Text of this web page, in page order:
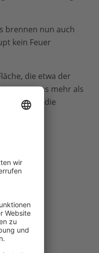
brennen nun auch
kein Feuer
die etwa der
was mehr als
betrachtet die